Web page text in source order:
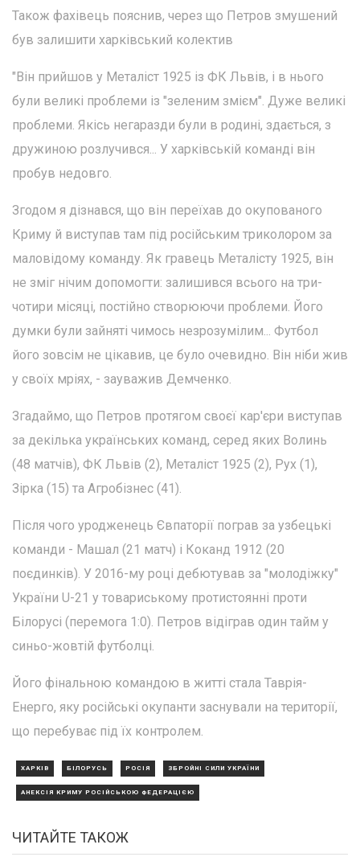
Також фахівець пояснив, через що Петров змушений
був залишити харківський колектив
"Він прийшов у Металіст 1925 із ФК Львів, і в нього
були великі проблеми із "зеленим змієм". Дуже великі
проблеми. Якісь негаразди були в родині, здається, з
дружиною розлучився... У харківській команді він
пробув недовго.
Згодом я дізнався, що він переїхав до окупованого
Криму й виступав там під російським триколором за
маловідому команду. Як гравець Металісту 1925, він
не зміг нічим допомогти: залишився всього на три-
чотири місяці, постійно створюючи проблеми. Його
думки були зайняті чимось незрозумілим... Футбол
його зовсім не цікавив, це було очевидно. Він ніби жив
у своїх мріях, - зауважив Демченко.
Згадаймо, що Петров протягом своєї кар'єри виступав
за декілька українських команд, серед яких Волинь
(48 матчів), ФК Львів (2), Металіст 1925 (2), Рух (1),
Зірка (15) та Агробізнес (41).
Після чого уродженець Євпаторії пограв за узбецькі
команди - Машал (21 матч) і Коканд 1912 (20
поєдинків). У 2016-му році дебютував за "молодіжку"
України U-21 у товариському протистоянні проти
Білорусі (перемога 1:0). Петров відіграв один тайм у
синьо-жовтій футболці.
Його фінальною командою в житті стала Таврія-
Енерго, яку російські окупанти заснували на території,
що перебуває під їх контролем.
ХАРКІВ БІЛОРУСЬ РОСІЯ ЗБРОЙНІ СИЛИ УКРАЇНИ
АНЕКСІЯ КРИМУ РОСІЙСЬКОЮ ФЕДЕРАЦІЄЮ
ЧИТАЙТЕ ТАКОЖ